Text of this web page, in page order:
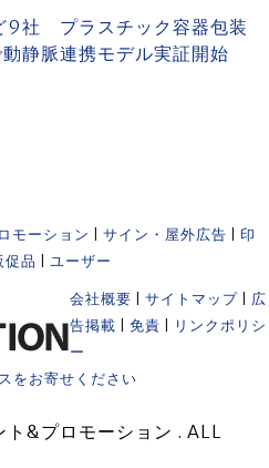
9社 プラスチック容器包装
静脈連携モデル実証開始
モーション サイン・屋外広告
印
促品 ユーザー
会社概要 サイトマップ
広
告掲載
免責
リンクポリシ
ー
をお寄せください
&プロモーション . ALL